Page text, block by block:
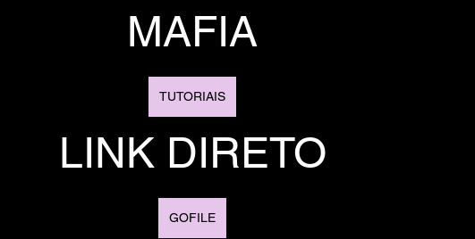
MAFIA
TUTORIAIS
LINK DIRETO
GOFILE